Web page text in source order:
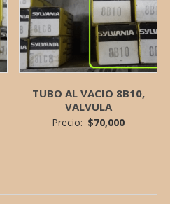
TUBO AL VACIO 8B10,
VALVULA
Precio: $70,000